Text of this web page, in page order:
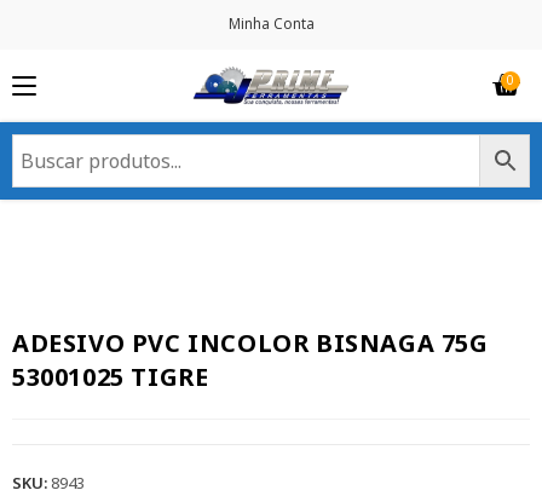
Minha Conta
ADESIVO PVC INCOLOR BISNAGA 75G
53001025 TIGRE
SKU: 8943